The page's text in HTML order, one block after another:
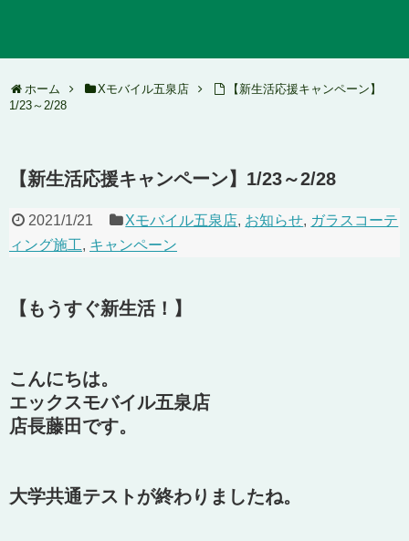
ホーム Xモバイル五泉店
【新生活応援キャンペーン】
1/23～2/28
【新生活応援キャンペーン】1/23～2/28
2021/1/21 Xモバイル五泉店, お知らせ, ガラスコーテ
ィング施工, キャンペーン
【もうすぐ新生活！】
こんにちは。
エックスモバイル五泉店
店長藤田です。
大学共通テストが終わりましたね。